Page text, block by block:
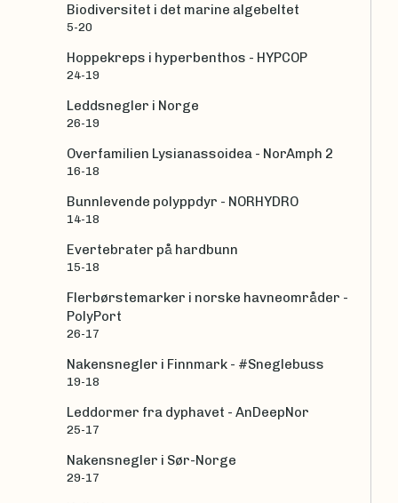
Biodiversitet i det marine algebeltet
5-20
Hoppekreps i hyperbenthos - HYPCOP
24-19
Leddsnegler i Norge
26-19
Overfamilien Lysianassoidea - NorAmph 2
16-18
Bunnlevende polyppdyr - NORHYDRO
14-18
Evertebrater på hardbunn
15-18
Flerbørstemarker i norske havneområder -
PolyPort
26-17
Nakensnegler i Finnmark - #Sneglebuss
19-18
Leddormer fra dyphavet - AnDeepNor
25-17
Nakensnegler i Sør-Norge
29-17